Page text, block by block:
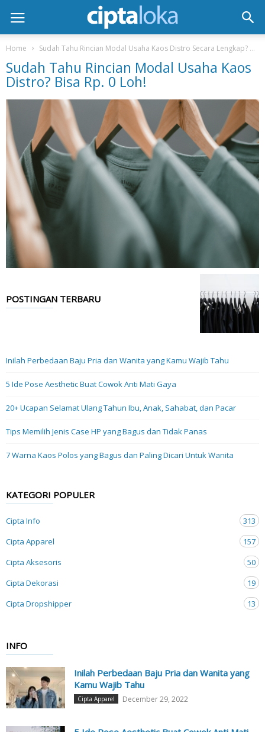
Home Sudah Tahu Rincian Modal Usaha Kaos Distro Secara Lengkap?
Sudah Tahu Rincian Modal Usaha Kaos
Distro? Bisa Rp. 0 Loh!
POSTINGAN TERBARU
Inilah Perbedaan Baju Pria dan Wanita yang Kamu Wajib Tahu
5 Ide Pose Aesthetic Buat Cowok Anti Mati Gaya
20+ Ucapan Selamat Ulang Tahun Ibu, Anak, Sahabat, dan Pacar
Tips Memilih Jenis Case HP yang Bagus dan Tidak Panas
7 Warna Kaos Polos yang Bagus dan Paling Dicari Untuk Wanita
KATEGORI POPULER
Cipta Info
313
Cipta Apparel
157
Cipta Aksesoris
50
Cipta Dekorasi
19
Cipta Dropshipper
13
INFO
Inilah Perbedaan Baju Pria dan Wanita yang
Kamu Wajib Tahu
Cipta Apparel December 29, 2022